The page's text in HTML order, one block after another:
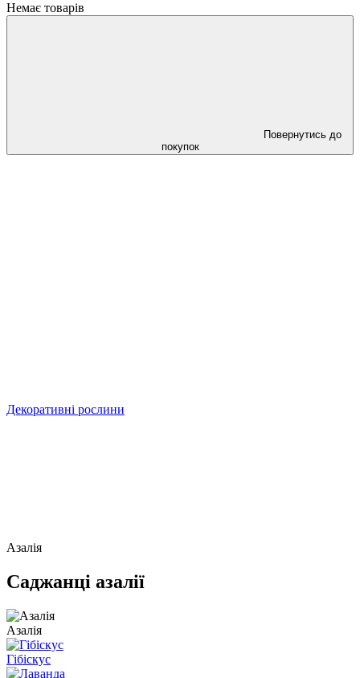
Немає товарів
Повернутись до
покупок
Декоративні рослини
Азалія
Саджанці азалії
Азалія
Гібіскус